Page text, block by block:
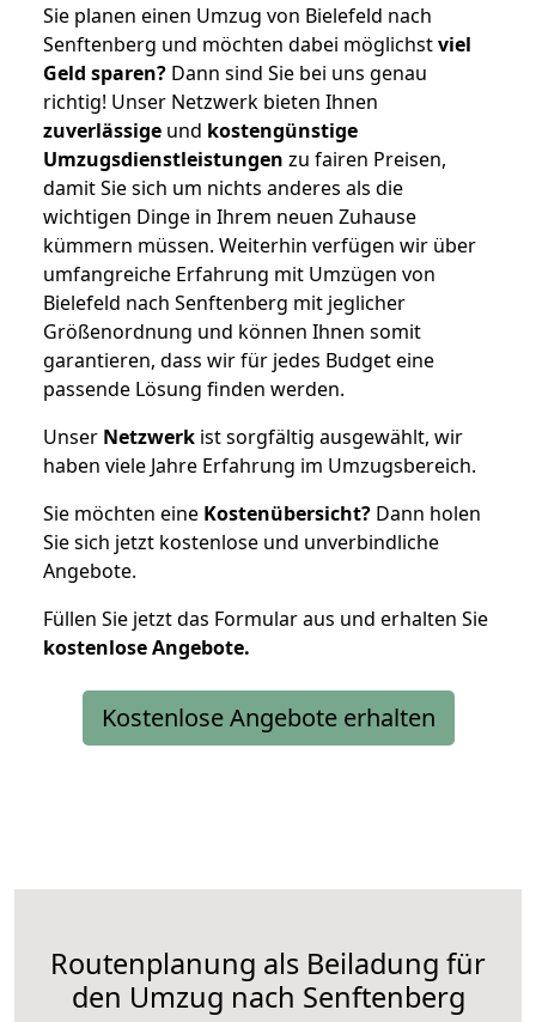
Sie planen einen Umzug von Bielefeld nach
Senftenberg und möchten dabei möglichstviel
Geld sparen? Dann sind Sie bei uns genau
richtig! Unser Netzwerk bieten Ihnen
zuverlässige und kostengünstige
Umzugsdienstleistungen zu fairen Preisen,
damit Sie sich um nichts anderes als die
wichtigen Dinge in Ihrem neuen Zuhause
kümmern müssen. Weiterhin verfügen wir über
umfangreiche Erfahrung mit Umzügen von
Bielefeld nach Senftenberg mit jeglicher
Größenordnung und können Ihnen somit
garantieren, dass wir für jedes Budget eine
passende Lösung finden werden.
Unser Netzwerk ist sorgfältig ausgewählt, wir
haben viele Jahre Erfahrung im Umzugsbereich.
Sie möchten eine Kostenübersicht? Dann holen
Sie sich jetzt kostenlose und unverbindliche
Angebote.
Füllen Sie jetzt das Formular aus und erhalten Sie
kostenloseAngebote.
Kostenlose Angebote erhalten
Routenplanung als Beiladung für
den Umzug nach Senftenberg